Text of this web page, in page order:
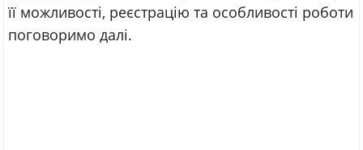
її можливості, реєстрацію та особливості роботи
поговоримо далі.